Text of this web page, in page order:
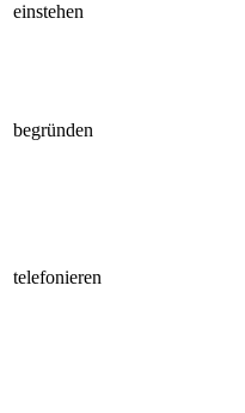
einstehen
begründen
telefonieren